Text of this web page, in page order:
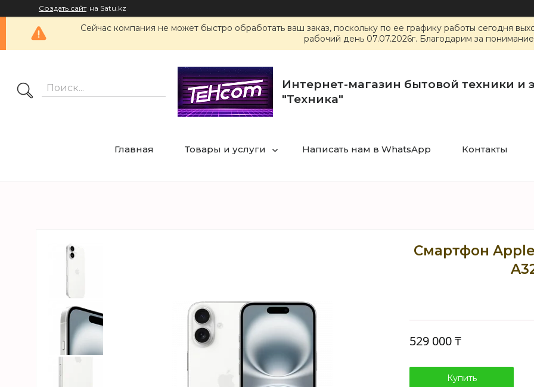
Создать сайт на Satu.kz
Сейчас компания не может быстро обработать ваш заказ, поскольку по ее графику работы сегодня
рабочий день 07.07.2026г. Благодарим за
Интернет-магазин бытовой техники и
"Техника"
Главная Товары и услуги Написать нам в WhatsApp Контакты
Смартфон Apple
529 000 ₸
Купить